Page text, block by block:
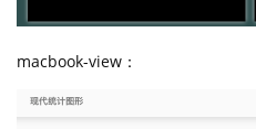
macbook-view：